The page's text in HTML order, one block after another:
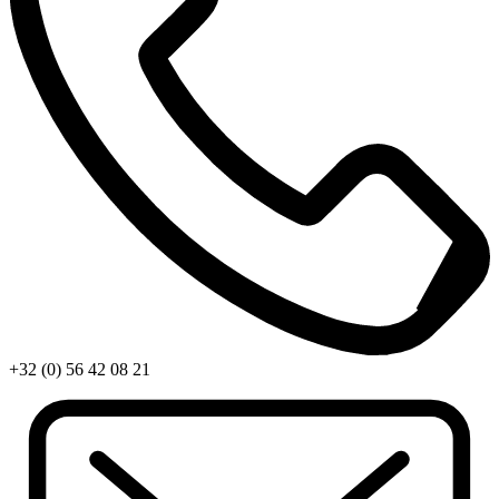
+32 (0) 56 42 08 21